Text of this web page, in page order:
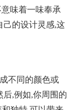
味着一味奉承
己的设计灵感,这
不同的颜色或
后,例如,你周围的